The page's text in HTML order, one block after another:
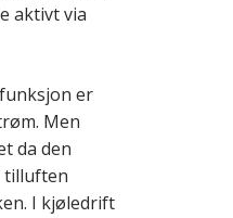
aktivt via
er
Men
da den
tilluften
I kjøledrift